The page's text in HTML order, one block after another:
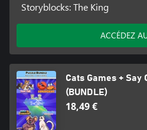
Storyblocks: The King
ACCÉDEZ
Cats Games + Say
(BUNDLE)
18,49 €